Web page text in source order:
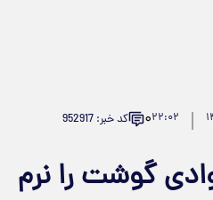
۲۲:۰۲۰ کد خبر: 952917
گوشت را نرم